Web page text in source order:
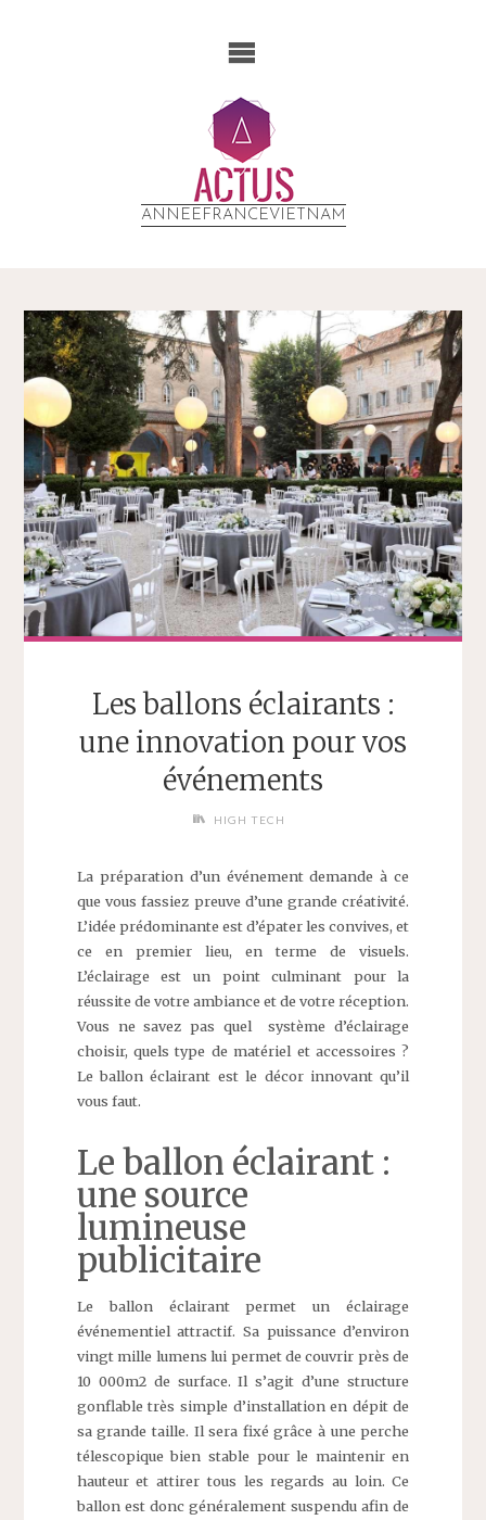
ANNEEFRANCEVIETNAM
Les ballons éclairants :
une innovation pour vos
événements
HIGH TECH
La préparation d’un événement demande à ce
que vous fassiez preuve d’une grande créativité.
L’idée prédominante est d’épater les convives, et
ce en premier lieu, en terme de visuels.
L’éclairage est un point culminant pour la
réussite de votre ambiance et de votre réception.
Vous ne savez pas quel système d’éclairage
choisir, quels type de matériel et accessoires ?
Le ballon éclairant est le décor innovant qu’il
vous faut.
Le ballon éclairant :
une source
lumineuse
publicitaire
Le ballon éclairant permet un éclairage
événementiel attractif. Sa puissance d’environ
vingt mille lumens lui permet de couvrir près de
10 000m2 de surface. Il s’agit d’une structure
gonflable très simple d’installation en dépit de
sa grande taille. Il sera fixé grâce à une perche
télescopique bien stable pour le maintenir en
hauteur et attirer tous les regards au loin. Ce
ballon est donc généralement suspendu afin de